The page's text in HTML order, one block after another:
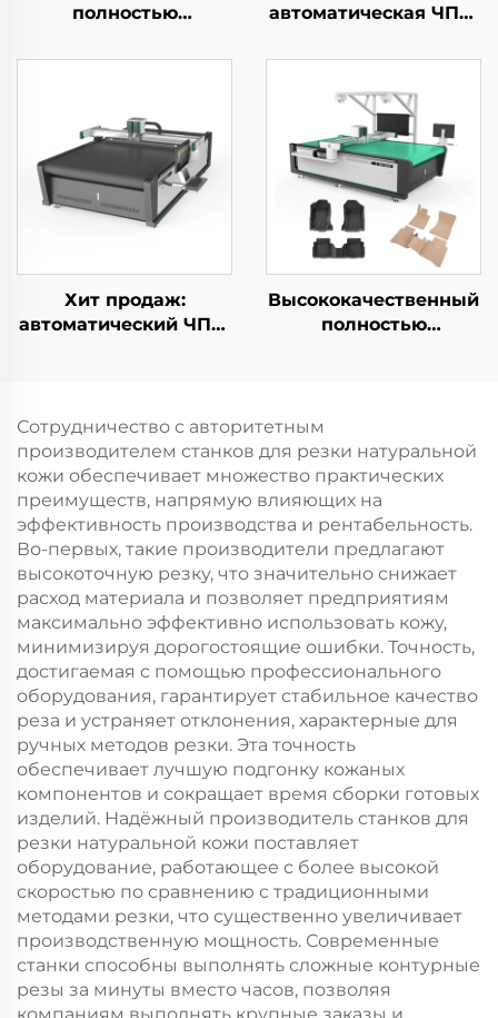
полностью
многослойная
для раскроя одежды
автоматическая ЧПУ-
натуральной кожи с
вибрирующим ножом
Хит продаж:
автоматический ЧПУ-
Высококачественный
полностью
кожаных сидений
Сотрудничество с авторитетным
производителем станков для резки натуральной
кожи обеспечивает множество практических
преимуществ, напрямую влияющих на
эффективность производства и рентабельность.
Во-первых, такие производители предлагают
высокоточную резку, что значительно снижает
расход материала и позволяет предприятиям
максимально эффективно использовать кожу,
минимизируя дорогостоящие ошибки. Точность,
достигаемая с помощью профессионального
оборудования, гарантирует стабильное качество
реза и устраняет отклонения, характерные для
ручных методов резки. Эта точность
обеспечивает лучшую подгонку кожаных
компонентов и сокращает время сборки готовых
изделий. Надёжный производитель станков для
резки натуральной кожи поставляет
оборудование, работающее с более высокой
скоростью по сравнению с традиционными
методами резки, что существенно увеличивает
производственную мощность. Современные
станки способны выполнять сложные контурные
резы за минуты вместо часов, позволяя